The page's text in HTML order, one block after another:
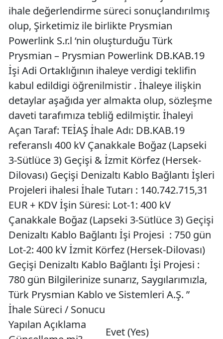
ihale değerlendirme süreci sonuçlandırılmış
olup, Şirketimiz ile birlikte Prysmian
Powerlink S.r.l ‘nin oluşturduğu Türk
Prysmian – Prysmian Powerlink DB.KAB.19
İşi Adi Ortaklığının ihaleye verdigi teklifin
kabul edildigi öğrenilmistir . İhaleye ilişkin
detaylar aşağıda yer almakta olup, sözleşme
daveti tarafımıza tebliğ edilmiştir. İhaleyi
Açan Taraf: TEİAŞ İhale Adı: DB.KAB.19
referanslı 400 kV Çanakkale Boğaz (Lapseki
3-Sütlüce 3) Geçişi & İzmit Körfez (Hersek-
Dilovası) Geçişi Denizaltı Kablo Bağlantı İşleri
Projeleri ihalesi İhale Tutarı : 140.742.715,31
EUR + KDV İşin Süresi: Lot-1: 400 kV
Çanakkale Boğaz (Lapseki 3-Sütlüce 3) Geçişi
Denizaltı Kablo Bağlantı İşi Projesi : 750 gün
Lot-2: 400 kV İzmit Körfez (Hersek-Dilovası)
Geçişi Denizaltı Kablo Bağlantı İşi Projesi :
780 gün Bilgilerinize sunarız, Saygılarımızla,
Türk Prysmian Kablo ve Sistemleri A.Ş. ”
İhale Süreci / Sonucu
Yapılan Açıklama
Evet (Yes)